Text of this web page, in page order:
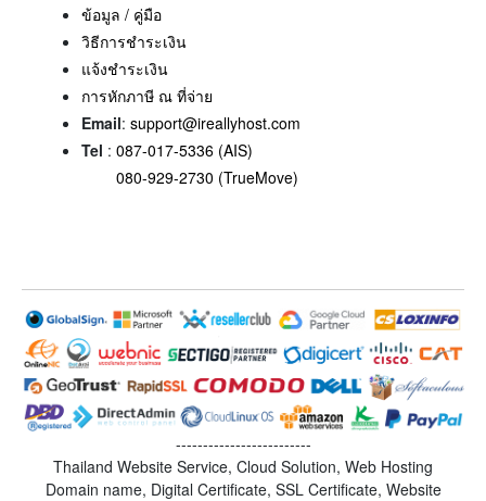
ข้อมูล / คู่มือ
วิธีการชำระเงิน
แจ้งชำระเงิน
การหักภาษี ณ ที่จ่าย
Email: support@ireallyhost.com
Tel : 087-017-5336 (AIS)
080-929-2730 (TrueMove)
-------------------------
Thailand Website Service, Cloud Solution, Web Hosting
Domain name, Digital Certificate, SSL Certificate, Website